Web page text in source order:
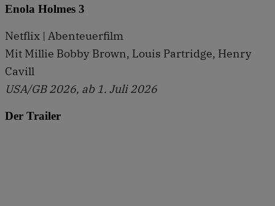
Enola Holmes 3
Netflix | Abenteuerfilm
Mit Millie Bobby Brown, Louis Partridge, Henry
Cavill
USA/GB 2026, ab 1. Juli 2026
Der Trailer